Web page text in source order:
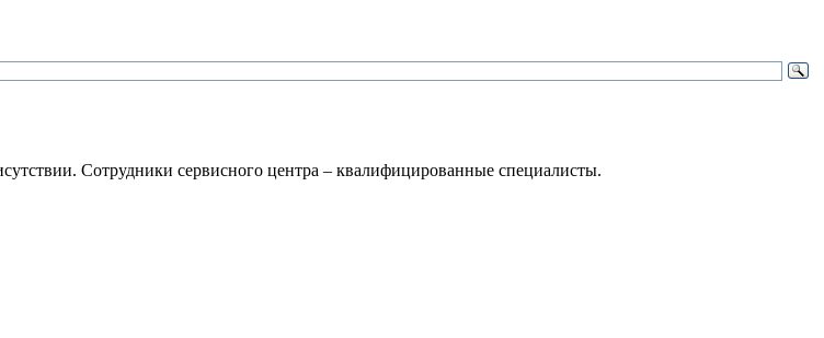
Сотрудники сервисного центра – квалифицированные специалисты.